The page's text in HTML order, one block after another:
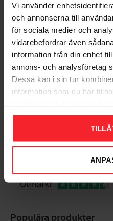
Vi använder
och annonserna till
för sociala medier och
vidarebefordrar även
information från din enhet
annons- och analysföretag
Dessa kan i sin tur
information som du har
Bedømmelser
Dig
Bliv den første, der giver en
Populära produkter